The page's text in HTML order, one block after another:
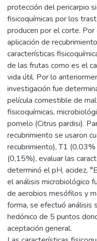
protección del pericarpio
fisicoquímicas por los
producen por el corte. Por
aplicación de
características
de las frutas como es el
vida útil. Por lo
investigación fue
película comestible de
fisicoquímicas,
pomelo (Citrus pardisi).
recubrimiento se usaron
recubrimiento), T1
(0,15%), evaluar las
determinó el pH, acidez,
el análisis microbiológico
de aerobios mesófilos y
forma, se efectuó análisis
hedónico de 5 puntos
aceptación general.